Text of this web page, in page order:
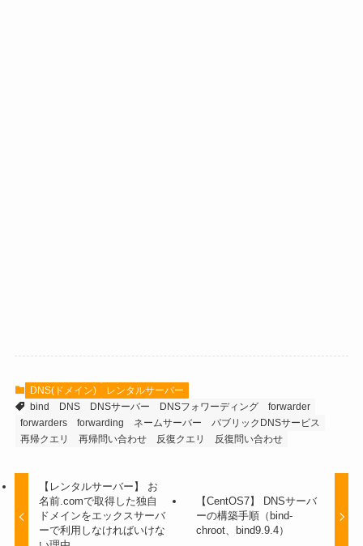
DNS(ドメイン)
レンタルサーバー
bind
DNS DNSサーバー DNSフォワーディング
forwarder
forwarders
forwarding ネームサーバー
パブリックDNSサービス
再帰クエリ
再帰問い合わせ 反復クエリ 反復問い合わせ
【レンタルサーバー】 お
名前.comで取得した独自
ドメインをエックスサーバ
ーで利用しなければいけな
【CentOS7】 DNSサーバ
ーの構築手順（bind-
chroot、bind9.9.4）